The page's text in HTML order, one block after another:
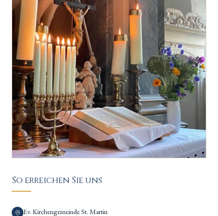
So erreichen Sie uns
Ev. Kirchengemeinde St. Martin